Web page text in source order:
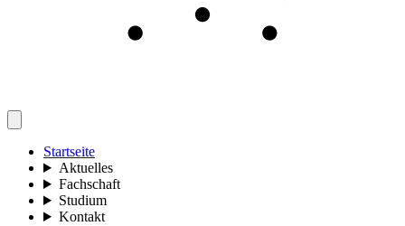
Startseite
Aktuelles
Fachschaft
Studium
Kontakt